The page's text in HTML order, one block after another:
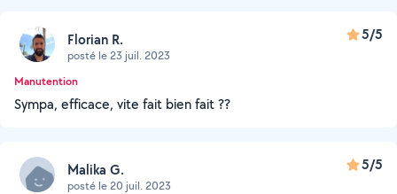
Florian R.
posté le 23 juil. 2023
5/5
Manutention
Sympa, efficace, vite fait bien fait ??
Malika G.
posté le 20 juil. 2023
5/5